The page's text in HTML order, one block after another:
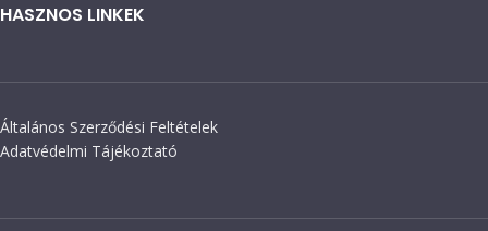
HASZNOS LINKEK
Általános Szerződési Feltételek
Adatvédelmi Tájékoztató